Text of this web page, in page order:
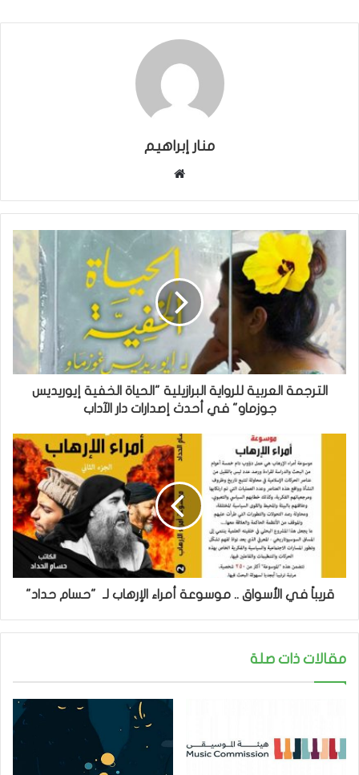
منار إبراهيم
الترجمة العربية للرواية البرازيلية "الحياة الخفية إيوريديس
جوزماو" في أحدث إصدارات دار الآداب
قريباً في الأسواق .. موسوعة أمراء الإرهاب لـ "حسام حداد"
مقالات ذات صلة